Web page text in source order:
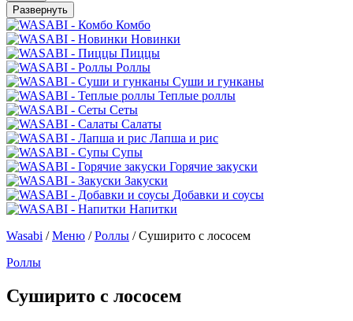
Развернуть
Комбо
Новинки
Пиццы
Роллы
Суши и гунканы
Теплые роллы
Сеты
Салаты
Лапша и рис
Супы
Горячие закуски
Закуски
Добавки и соусы
Напитки
Wasabi /Меню /Роллы /Суширито с лососем
Роллы
Суширито с лососем